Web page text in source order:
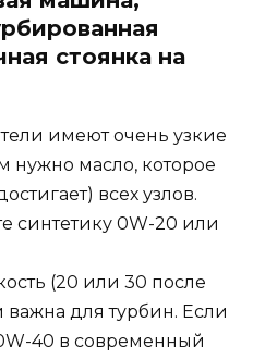
стоянка на
имеют очень узкие
нужно масло, которое
всех узлов.
синтетику 0W-20 или
(20 или 30 после
для турбин. Если
0W-40 в современный